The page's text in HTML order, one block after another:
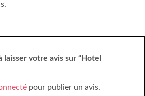
laisser votre avis sur “Hotel
pour publier un avis.